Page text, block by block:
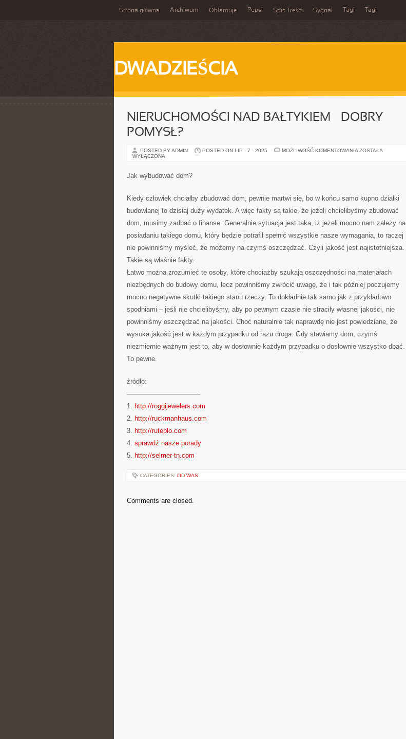
Strona główna Archiwum Okłamuje Pepsi Spis Treści Sygnał Tagi Tagi
DWADZIEŚCIA
NIERUCHOMOŚCI NAD BAŁTYKIEM – DOBRY
POMYSŁ?
POSTED BY ADMIN POSTED ON LIP - 7 - 2025 MOŻLIWOŚĆ KOMENTOWANIA NIERUCHOMOŚCI
ZOSTAŁA
WYŁĄCZONA
Jak wybudować dom?
Kiedy człowiek chciałby zbudować dom, pewnie martwi się, bo w końcu samo kupno działki
budowlanej to dzisiaj duży wydatek. A więc fakty są takie, że jeżeli chcielibyśmy zbudować
dom, musimy zadbać o finanse. Generalnie sytuacja jest taka, iż jeżeli mocno nam zależy na
posiadaniu takiego domu, który będzie potrafił spełnić wszystkie nasze wymagania, to raczej
nie powinniśmy myśleć, że możemy na czymś oszczędzać. Czyli jakość jest najistotniejsza.
Takie są właśnie fakty.
Łatwo można zrozumieć te osoby, które chociażby szukają oszczędności na materiałach
niezbędnych do budowy domu, lecz powinniśmy zwrócić uwagę, że i tak później poczujemy
mocno negatywne skutki takiego stanu rzeczy. To dokładnie tak samo jak z przykładowo
spodniami – jeśli nie chcielibyśmy, aby po pewnym czasie nie straciły własnej jakości, nie
powinniśmy oszczędzać na jakości. Choć naturalnie tak naprawdę nie jest powiedziane, że
wysoka jakość jest w każdym przypadku od razu droga. Gdy stawiamy dom, czymś
niezmiernie ważnym jest to, aby w dosłownie każdym przypadku o dosłownie wszystko dbać.
To pewne.
źródło:
———————————
1. http://roggijewelers.com
2. http://ruckmanhaus.com
3. http://ruteplo.com
4. sprawdź nasze porady
5. http://selmer-tn.com
CATEGORIES: OD WAS
Comments are closed.